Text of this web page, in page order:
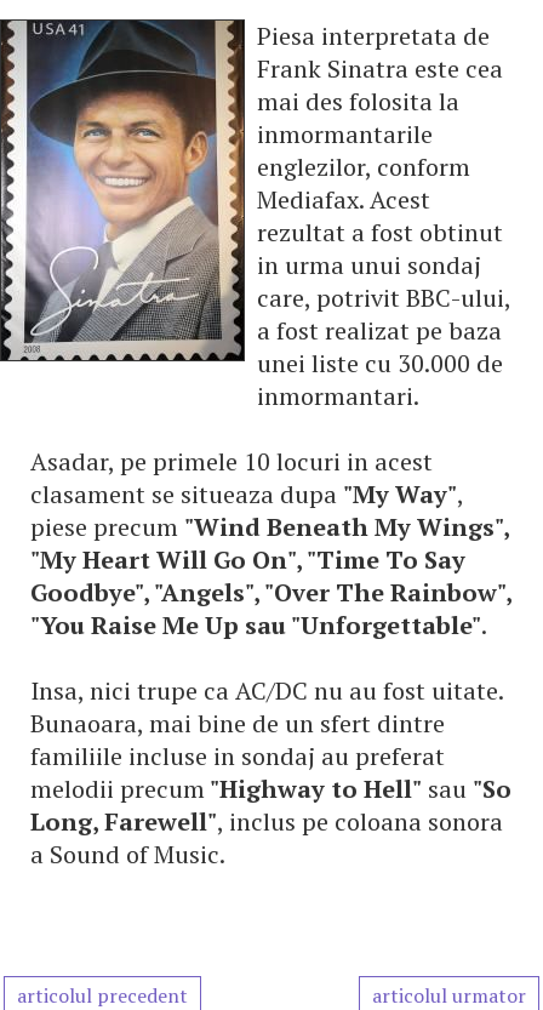
Piesa interpretata de
Frank Sinatra este cea
mai des folosita la
inmormantarile
englezilor, conform
Mediafax. Acest
rezultat a fost obtinut
in urma unui sondaj
care, potrivit BBC-ului,
a fost realizat pe baza
unei liste cu 30.000 de
inmormantari.
Asadar, pe primele 10 locuri in acest
clasament se situeaza dupa "My Way",
piese precum "Wind Beneath My Wings",
"My Heart Will Go On", "Time To Say
Goodbye", "Angels", "Over The Rainbow",
"You Raise Me Up sau "Unforgettable".
Insa, nici trupe ca AC/DC nu au fost uitate.
Bunaoara, mai bine de un sfert dintre
familiile incluse in sondaj au preferat
melodii precum"Highway to Hell" sau "So
Long, Farewell", inclus pe coloana sonora
a Sound of Music.
articolul precedent articolul urmator